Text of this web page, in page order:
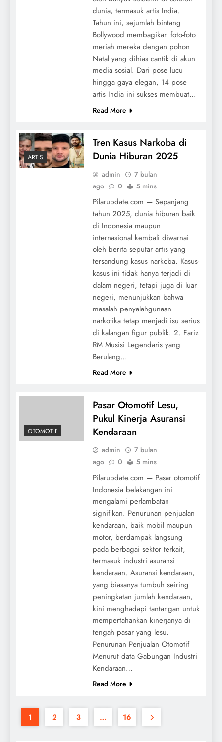
dunia, termasuk artis India.
Tahun ini, sejumlah bintang
Bollywood membagikan foto-foto
meriah mereka dengan pohon
Natal yang dihias cantik di akun
media sosial. Dari pose lucu
hingga gaya elegan, 14 pose
artis India ini sukses membuat…
Read More
ARTIS
Tren Kasus Narkoba di
Dunia Hiburan 2025
admin
7 bulan
ago
0 5 mins
Pilarupdate.com — Sepanjang
tahun 2025, dunia hiburan baik
di Indonesia maupun
internasional kembali diwarnai
oleh berita seputar artis yang
tersandung kasus narkoba. Kasus-
kasus ini tidak hanya terjadi di
dalam negeri, tetapi juga di luar
negeri, menunjukkan bahwa
masalah penyalahgunaan
narkotika tetap menjadi isu serius
di kalangan figur publik. 2. Fariz
RM Musisi Legendaris yang
Berulang…
Read More
OTOMOTIF
Pasar Otomotif Lesu,
Pukul Kinerja Asuransi
Kendaraan
admin
7 bulan
ago
0 5 mins
Pilarupdate.com — Pasar otomotif
Indonesia belakangan ini
mengalami perlambatan
signifikan. Penurunan penjualan
kendaraan, baik mobil maupun
motor, berdampak langsung
pada berbagai sektor terkait,
termasuk industri asuransi
kendaraan. Asuransi kendaraan,
yang biasanya tumbuh seiring
peningkatan jumlah kendaraan,
kini menghadapi tantangan untuk
mempertahankan kinerjanya di
tengah pasar yang lesu.
Penurunan Penjualan Otomotif
Menurut data Gabungan Industri
Kendaraan…
Read More
1 2 3 … 16